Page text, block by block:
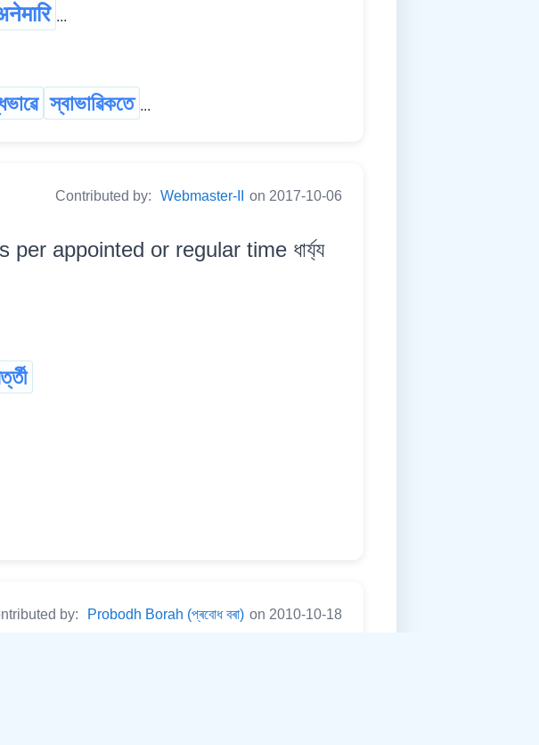
...
স্বাভাৱিকতে ...
Contributed by: Webmaster-II
on 2017-10-06
appointed or regular time ধাৰ্য্য
by: Probodh Borah (প্ৰবোধ বৰা) on 2010-10-18